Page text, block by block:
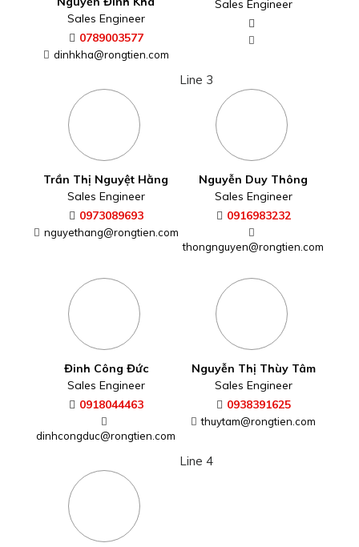
Sales Engineer
0789003577
dinhkha@rongtien.com
Sales Engineer
Line 3
Trần Thị Nguyệt Hằng
Sales Engineer
0973089693
nguyethang@rongtien.com
Nguyễn Duy Thông
Sales Engineer
0916983232
thongnguyen@rongtien.com
Đinh Công Đức
Sales Engineer
0918044463
dinhcongduc@rongtien.com
Nguyễn Thị Thùy Tâm
Sales Engineer
0938391625
thuytam@rongtien.com
Line 4